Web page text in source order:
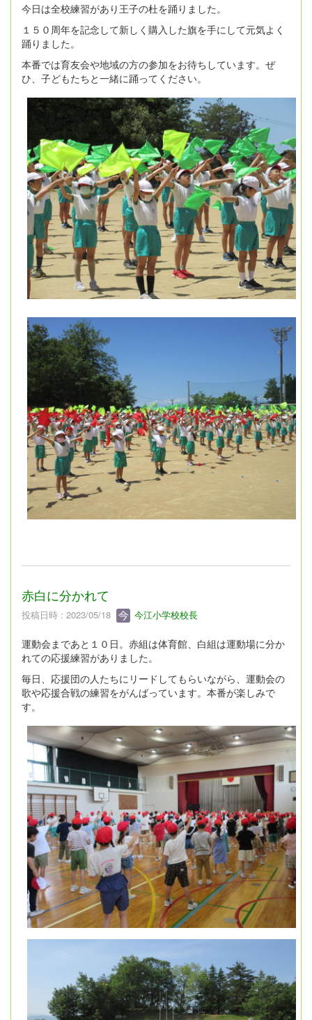
今日は全校練習があり王子の杜を踊りました。
１５０周年を記念して新しく購入した旗を手にして元気よく
踊りました。
本番では育友会や地域の方の参加をお待ちしています。ぜ
ひ、子どもたちと一緒に踊ってください。
赤白に分かれて
投稿日時 : 2023/05/18 今江小学校校長
運動会まであと１０日。赤組は体育館、白組は運動場に分か
れての応援練習がありました。
毎日、応援団の人たちにリードしてもらいながら、運動会の
歌や応援合戦の練習をがんばっています。本番が楽しみで
す。